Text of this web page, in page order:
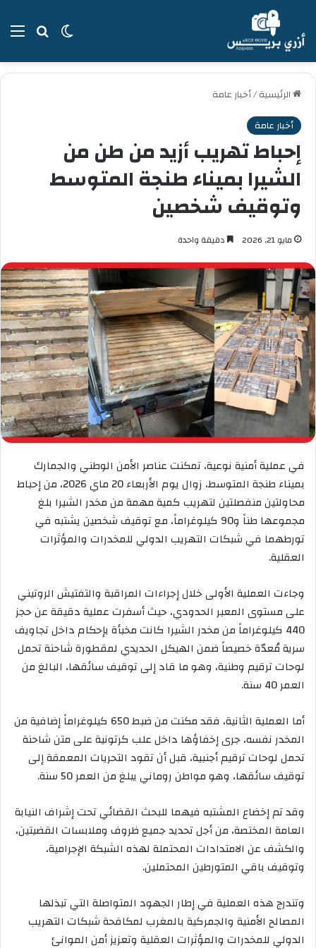
بحثالوضع
الرئيسية/أخبار عامة
أخبار عامة
إحباط تهريب أزيد من طن من
الشيرا بميناء طنجة المتوسط
وتوقيف شخصين
مايو 21, 2026 دقيقة واحدة
في عملية أمنية نوعية، تمكنت عناصر الأمن الوطني والجمارك
بميناء طنجة المتوسط، زوال يوم الأربعاء 20 ماي 2026، من إحباط
محاولتين منفصلتين لتهريب كمية مهمة من مخدر الشيرا بلغ
مجموعها طناً و90 كيلوغراماً، مع توقيف شخصين يشتبه في
تورطهما في شبكات التهريب الدولي للمخدرات والمؤثرات
العقلية.
وجاءت العملية الأولى خلال إجراءات المراقبة والتفتيش الروتيني
على مستوى المعبر الحدودي، حيث أسفرت عملية دقيقة عن حجز
440 كيلوغراماً من مخدر الشيرا كانت مخبأة بإحكام داخل تجاويف
سرية مُعدّة خصيصاً ضمن الهيكل الحديدي لمقطورة شاحنة تحمل
لوحات ترقيم وطنية، وهو ما قاد إلى توقيف سائقها، البالغ من
العمر 40 سنة.
أما العملية الثانية، فقد مكنت من ضبط 650 كيلوغراماً إضافية من
المخدر نفسه، جرى إخفاؤها داخل علب كرتونية على متن شاحنة
تحمل لوحات ترقيم أجنبية، قبل أن تقود التحريات المعمقة إلى
توقيف سائقها، وهو مواطن روماني يبلغ من العمر 50 سنة.
وقد تم إخضاع المشتبه فيهما للبحث القضائي تحت إشراف النيابة
العامة المختصة، من أجل تحديد جميع ظروف وملابسات القضيتين،
والكشف عن الامتدادات المحتملة لهذه الشبكة الإجرامية،
وتوقيف باقي المتورطين المحتملين.
وتندرج هذه العملية في إطار الجهود المتواصلة التي تبذلها
المصالح الأمنية والجمركية بالمغرب لمكافحة شبكات التهريب
الدولي للمخدرات والمؤثرات العقلية وتعزيز أمن الموانئ